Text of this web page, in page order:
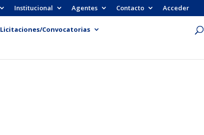
Institucional Agentes Contacto Acceder
Licitaciones/Convocatorias